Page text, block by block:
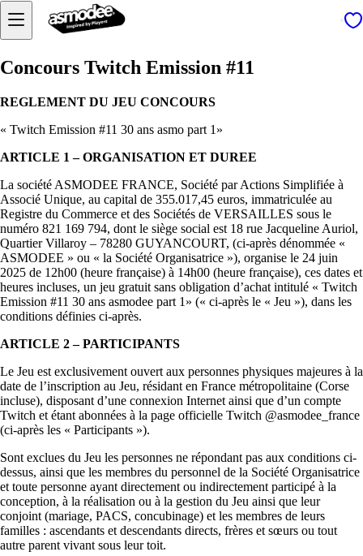
Concours Twitch Emission #11
REGLEMENT DU JEU CONCOURS
« Twitch Emission #11 30 ans asmo part 1»
ARTICLE 1 – ORGANISATION ET DUREE
La société ASMODEE FRANCE, Société par Actions Simplifiée à
Associé Unique, au capital de 355.017,45 euros, immatriculée au
Registre du Commerce et des Sociétés de VERSAILLES sous le
numéro 821 169 794, dont le siège social est 18 rue Jacqueline Auriol,
Quartier Villaroy – 78280 GUYANCOURT, (ci-après dénommée «
ASMODEE » ou « la Société Organisatrice »), organise le 24 juin
2025 de 12h00 (heure française) à 14h00 (heure française), ces dates et
heures incluses, un jeu gratuit sans obligation d’achat intitulé « Twitch
Emission #11 30 ans asmodee part 1» (« ci-après le « Jeu »), dans les
conditions définies ci-après.
ARTICLE 2 – PARTICIPANTS
Le Jeu est exclusivement ouvert aux personnes physiques majeures à la
date de l’inscription au Jeu, résidant en France métropolitaine (Corse
incluse), disposant d’une connexion Internet ainsi que d’un compte
Twitch et étant abonnées à la page officielle Twitch @asmodee_france
(ci-après les « Participants »).
Sont exclues du Jeu les personnes ne répondant pas aux conditions ci-
dessus, ainsi que les membres du personnel de la Société Organisatrice
et toute personne ayant directement ou indirectement participé à la
conception, à la réalisation ou à la gestion du Jeu ainsi que leur
conjoint (mariage, PACS, concubinage) et les membres de leurs
familles : ascendants et descendants directs, frères et sœurs ou tout
autre parent vivant sous leur toit.